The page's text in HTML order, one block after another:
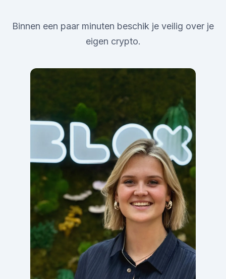
Binnen een paar minuten beschik je veilig over je
eigen crypto.